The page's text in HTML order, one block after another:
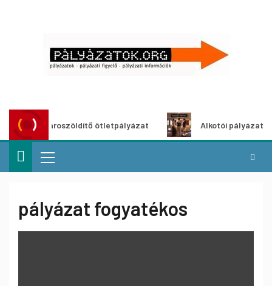
Városzöldítő ötletpályázat Alkotói pályázat
pályázat fogyatékos